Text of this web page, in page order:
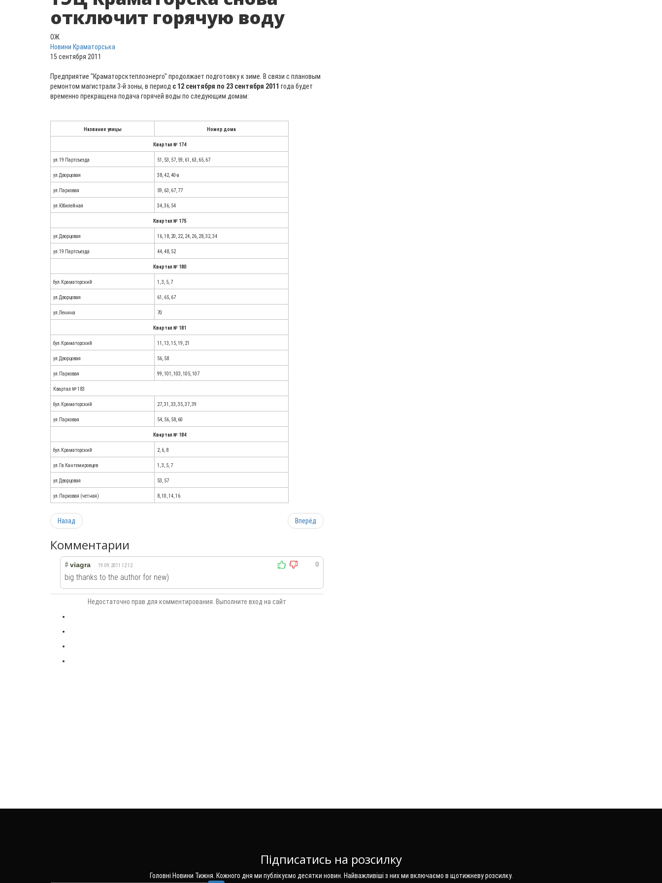
отключит горячую воду
ОЖ
Новини Краматорська
15 сентября 2011
Предприятие "Краматорсктеплоэнерго" продолжает подготовку к зиме. В связи с плановым
ремонтом магистрали 3-й зоны, в период с 12 сентября по 23 сентября 2011 года будет
временно прекращена подача горячей воды по следующим домам:
Название улицы Номер дома
Квартал № 174
ул.19 Партсъезда 51, 53, 57, 59, 61, 63, 65, 67
ул.Дворцовая 38, 42, 40-а
ул.Парковая 59, 63, 67, 77
ул.Юбилейная 34, 36, 54
Квартал № 175
ул.Дворцовая 16, 18, 20, 22, 24, 26, 28, 32, 34
ул.19 Партсъезда 44, 48, 52
Квартал № 180
бул.Краматорский 1, 3, 5, 7
ул.Дворцовая 61, 65, 67
ул.Ленина 70
Квартал № 181
бул.Краматорский 11, 13, 15, 19, 21
ул.Дворцовая 56, 58
ул.Парковая 99, 101, 103, 105, 107
Квартал № 183
бул.Краматорский 27, 31, 33, 35, 37, 39
ул.Парковая 54, 56, 58, 60
Квартал № 184
бул.Краматорский 2, 6, 8
ул.Гв.Кантемировцев 1, 3, 5, 7
ул.Дворцовая 53, 57
ул.Парковая (четная) 8, 10, 14, 16
Назад Вперёд
Комментарии
0
# viagra 19.09.2011 12:12
big thanks to the author for new)
Недостаточно прав для комментирования. Выполните вход на сайт
Підписатись на розсилку
Головні Новини Тижня. Кожного дня ми публікуємо десятки новин. Найважливіші з них ми включаємо в щотижневу розсилку.